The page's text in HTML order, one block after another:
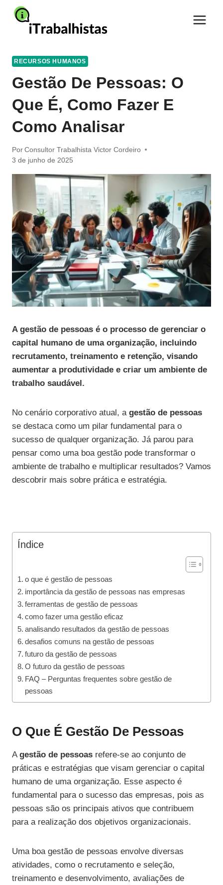
Pular
para
RECURSOS HUMANOS
Gestão De Pessoas: O
Que É, Como Fazer E
Como Analisar
Por Consultor Trabalhista Victor Cordeiro
3 de junho de 2025
A gestão de pessoas é o processo de gerenciar o
capital humano de uma organização, incluindo
recrutamento, treinamento e retenção, visando
aumentar a produtividade e criar um ambiente de
trabalho saudável.
No cenário corporativo atual, a gestão de pessoas
se destaca como um pilar fundamental para o
sucesso de qualquer organização. Já parou para
pensar como uma boa gestão pode transformar o
ambiente de trabalho e multiplicar resultados? Vamos
descobrir mais sobre prática e estratégia.
Índice
o que é gestão de pessoas
importância da gestão de pessoas nas empresas
ferramentas de gestão de pessoas
como fazer uma gestão eficaz
analisando resultados da gestão de pessoas
desafios comuns na gestão de pessoas
futuro da gestão de pessoas
O futuro da gestão de pessoas
FAQ – Perguntas frequentes sobre gestão de
pessoas
O Que É Gestão De Pessoas
Agestão de pessoas refere-se ao conjunto de
práticas e estratégias que visam gerenciar o capital
humano de uma organização. Esse aspecto é
fundamental para o sucesso das empresas, pois as
pessoas são os principais ativos que contribuem
para a realização dos objetivos organizacionais.
Uma boa gestão de pessoas envolve diversas
atividades, como o recrutamento e seleção,
treinamento e desenvolvimento, avaliações de